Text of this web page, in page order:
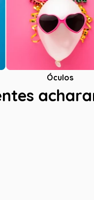
Óculos